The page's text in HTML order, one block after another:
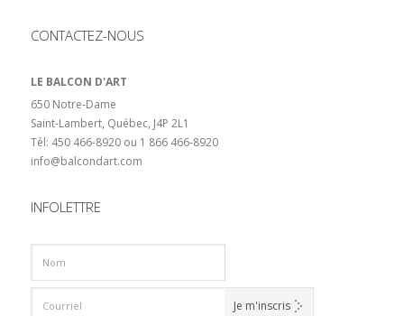
CONTACTEZ-NOUS
LE BALCON D'ART
650 Notre-Dame
Saint-Lambert, Québec, J4P 2L1
Tél: 450 466-8920 ou 1 866 466-8920
info@balcondart.com
INFOLETTRE